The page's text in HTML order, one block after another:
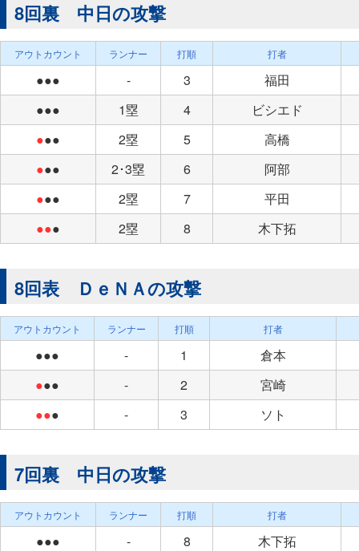
8回裏 中日の攻撃
アウトカウント ランナー 打順 打者
●●● - 3
福田
●●●
1塁 4
ビシエド
●●● 2塁 5
高橋
●●● 2･3塁 6
阿部
●●● 2塁 7
平田
●●● 2塁 8 木下拓
8回表 ＤｅＮＡの攻撃
アウトカウント ランナー 打順 打者
●●● - 1
倉本
●●● - 2
宮崎
●●● - 3 ソト
7回裏 中日の攻撃
アウトカウント ランナー 打順 打者
●●● - 8
木下拓